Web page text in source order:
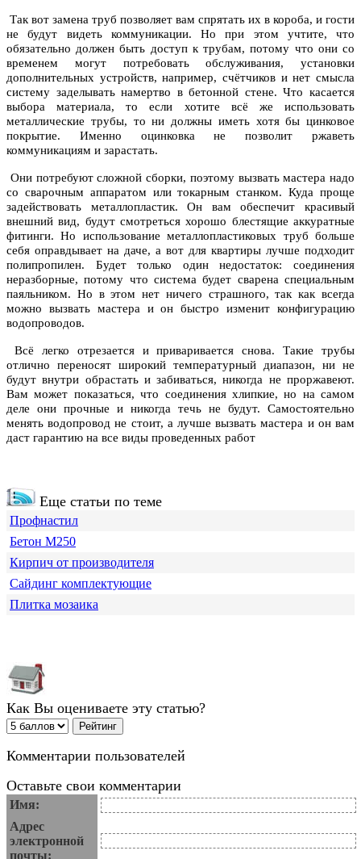
Так вот замена труб позволяет вам спрятать их в короба, и гости
не будут видеть коммуникации. Но при этом учтите, что
обязательно должен быть доступ к трубам, потому что они со
временем могут потребовать обслуживания, установки
дополнительных устройств, например, счётчиков и нет смысла
систему заделывать намертво в бетонной стене. Что касается
выбора материала, то если хотите всё же использовать
металлические трубы, то ни должны иметь хотя бы цинковое
покрытие. Именно оцинковка не позволит ржаветь
коммуникациям и зарастать.
Они потребуют сложной сборки, поэтому вызвать мастера надо
со сварочным аппаратом или токарным станком. Куда проще
задействовать металлопластик. Он вам обеспечит красивый
внешний вид, будут смотреться хорошо блестящие аккуратные
фитинги. Но использование металлопластиковых труб больше
себя оправдывает на даче, а вот для квартиры лучше подходит
полипропилен. Будет только один недостаток: соединения
неразборные, потому что система будет сварена специальным
паяльником. Но в этом нет ничего страшного, так как всегда
можно вызвать мастера и он быстро изменит конфигурацию
водопроводов.
Всё легко отрезается и приваривается снова. Такие трубы
отлично переносят широкий температурный диапазон, ни не
будут внутри обрастать и забиваться, никогда не проржавеют.
Вам может показаться, что соединения хлипкие, но на самом
деле они прочные и никогда течь не будут. Самостоятельно
менять водопровод не стоит, а лучше вызвать мастера и он вам
даст гарантию на все виды проведенных работ
Еще статьи по теме
Профнастил
Бетон М250
Кирпич от производителя
Сайдинг комплектующие
Плитка мозаика
Как Вы оцениваете эту статью?
Комментарии пользователей
Оставьте свои комментарии
Имя:
Адрес
электронной
почты: